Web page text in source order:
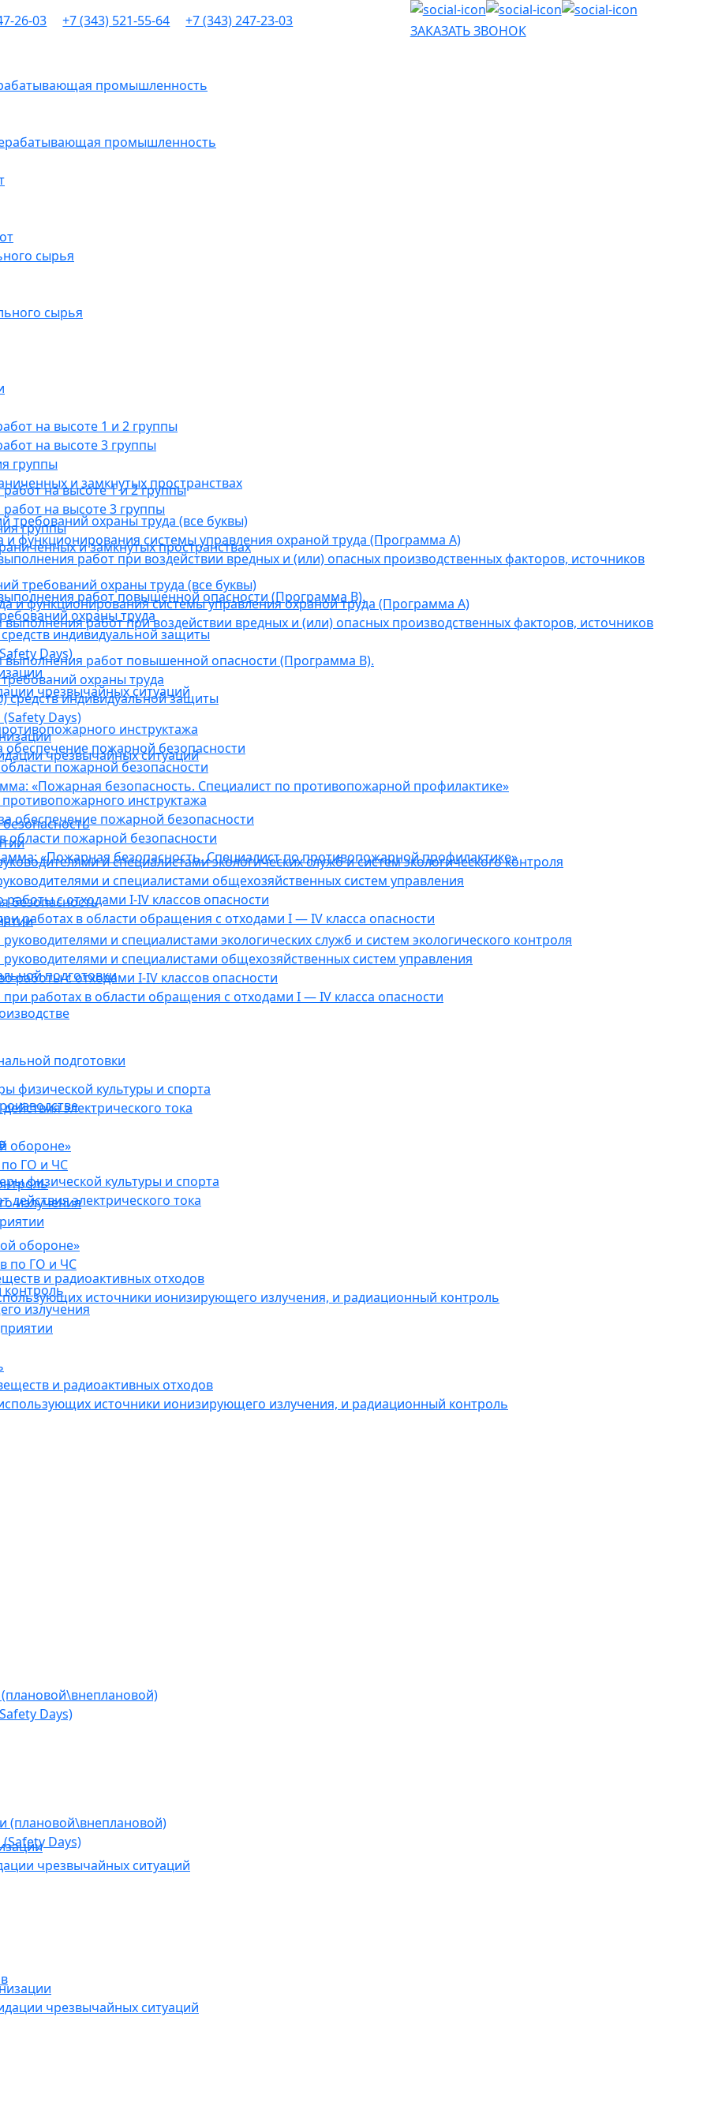
промышленность
сырья
на высоте 1 и 2 группы
на высоте 3 группы
группы
и замкнутых пространствах
требований охраны труда (все буквы)
функционирования системы управления охраной труда (Программа А)
работ при воздействии вредных и (или) опасных производственных факторов, источников
работ повышенной опасности (Программа В).
охраны труда
индивидуальной защиты
Days)
чрезвычайных ситуаций
инструктажа
пожарной безопасности
пожарной безопасности
«Пожарная безопасность. Специалист по противопожарной профилактике»
и специалистами экологических служб и систем экологического контроля
и специалистами общехозяйственных систем управления
с отходами I-IV классов опасности
работах в области обращения с отходами I — IV класса опасности
подготовки
физической культуры и спорта
электрического тока
обороне»
ГО и ЧС
излучения
и радиоактивных отходов
источники ионизирующего излучения, и радиационный контроль
Days)
чрезвычайных ситуаций
26-03 +7 (343) 521-55-64 +7 (343) 247-23-03
ЗАКАЗАТЬ ЗВОНОК
промышленность
сырья
на высоте 1 и 2 группы
на высоте 3 группы
группы
и замкнутых пространствах
требований охраны труда (все буквы)
и функционирования системы управления охраной труда (Программа А)
работ при воздействии вредных и (или) опасных производственных факторов, источников
работ повышенной опасности (Программа В).
охраны труда
индивидуальной защиты
Days)
чрезвычайных ситуаций
инструктажа
обеспечение пожарной безопасности
пожарной безопасности
«Пожарная безопасность. Специалист по противопожарной профилактике»
безопасность
и специалистами экологических служб и систем экологического контроля
и специалистами общехозяйственных систем управления
работы с отходами I-IV классов опасности
работах в области обращения с отходами I — IV класса опасности
подготовки
физической культуры и спорта
электрического тока
обороне»
по ГО и ЧС
контроль
излучения
и радиоактивных отходов
источники ионизирующего излучения, и радиационный контроль
(плановой\внеплановой)
Days)
чрезвычайных ситуаций